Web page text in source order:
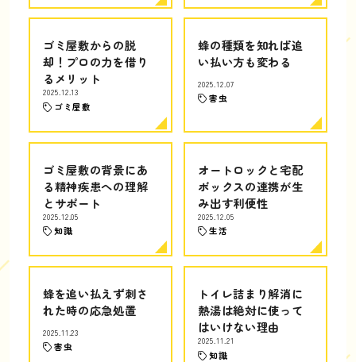
ゴミ屋敷からの脱
却！プロの力を借り
るメリット
2025.12.13
ゴミ屋敷
蜂の種類を知れば追
い払い方も変わる
2025.12.07
害虫
ゴミ屋敷の背景にあ
る精神疾患への理解
とサポート
2025.12.05
知識
オートロックと宅配
ボックスの連携が生
み出す利便性
2025.12.05
生活
蜂を追い払えず刺さ
れた時の応急処置
2025.11.23
害虫
トイレ詰まり解消に
熱湯は絶対に使って
はいけない理由
2025.11.21
知識